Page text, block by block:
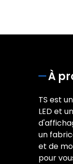
À
TS est
LED et
un
et de
pour